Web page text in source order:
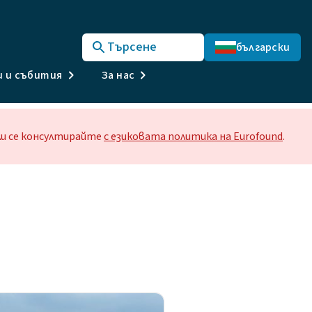
Търсене
български
и събития За нас
се консултирайтес езиковата политика на Eurofound.